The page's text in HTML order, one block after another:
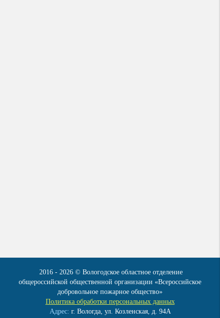
2016 - 2026 © Вологодское областное отделение
общероссийской общественной организации «Всероссийское
добровольное пожарное общество»
Политика обработки персональных данных
Адрес: г. Вологда, ул. Козленская, д. 94А